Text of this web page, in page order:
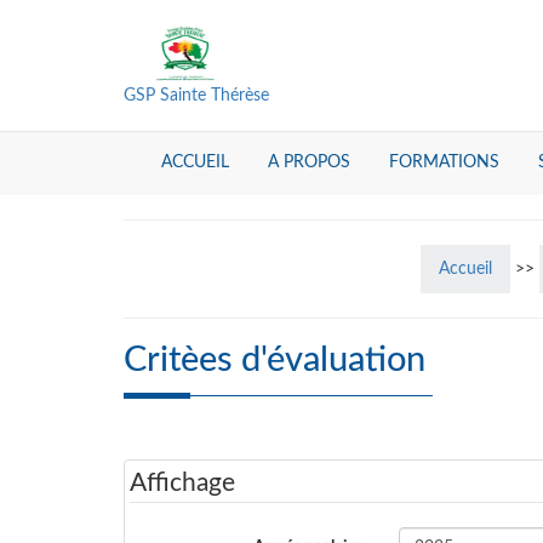
GSP Sainte Thérèse
ACCUEIL A PROPOS FORMATIONS
Accueil >>
Critèes d'évaluation
Affichage